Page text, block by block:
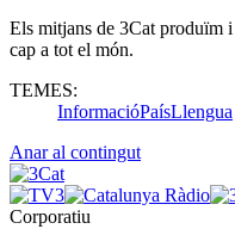
Els mitjans de 3Cat produïm
cap a tot el món.
TEMES:
InformacióPaísLlengua
Anar al contingut
Corporatiu